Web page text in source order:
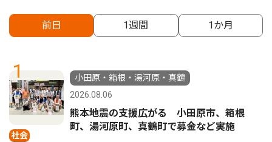
前日 1週間 1か月
1
社会
小田原・箱根・湯河原・真鶴
2026.08.06
熊本地震の支援広がる 小田原市、箱根
町、湯河原町、真鶴町で募金など実施